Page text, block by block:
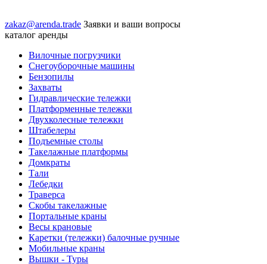
zakaz@arenda.trade Заявки и ваши вопросы
каталог аренды
Вилочные погрузчики
Снегоуборочные машины
Бензопилы
Захваты
Гидравлические тележки
Платформенные тележки
Двухколесные тележки
Штабелеры
Подъемные столы
Такелажные платформы
Домкраты
Тали
Лебедки
Траверса
Скобы такелажные
Портальные краны
Весы крановые
Каретки (тележки) балочные ручные
Мобильные краны
Вышки - Туры